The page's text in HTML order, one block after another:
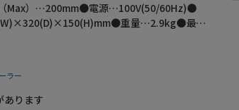
Max）…200mm●電源…100V(50/60Hz)●
重量…2.9kg●最大
きます。●省スペースでありながら、シール
ラー
あります